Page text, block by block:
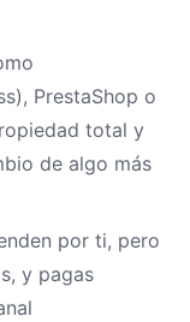
PrestaShop o
total y
de algo más
por ti, pero
y pagas